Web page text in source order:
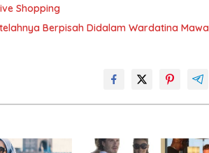
Shopping
Berpisah Didalam Wardatina Mawa